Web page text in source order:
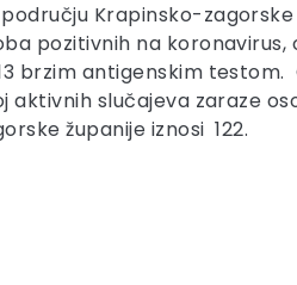
području Krapinsko-
pozitivnih na
brzim antigenskim
aktivnih slučajeva zaraze
županije iznosi 122.